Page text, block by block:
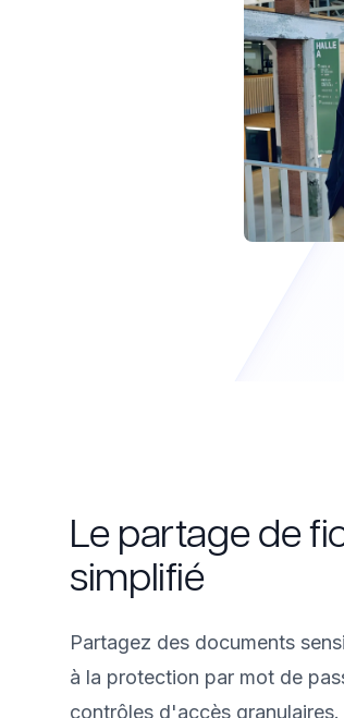
Le partage de
simplifié
Partagez des documents
à la protection par mot de
contrôles d'accès